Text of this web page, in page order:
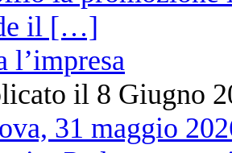
l’impresa
il 8 Giugno